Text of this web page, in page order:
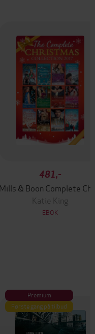
481,-
Katie King
EBOK
Premium
Første gang på tilbud